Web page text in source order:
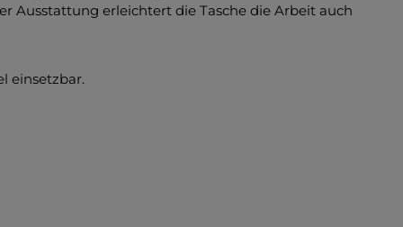
Ausstattung erleichtert die Tasche die Arbeit auch
einsetzbar.